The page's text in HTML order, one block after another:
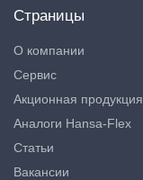
Страницы
О компании
Сервис
Акционная продукция
Аналоги Hansa-Flex
Статьи
Вакансии